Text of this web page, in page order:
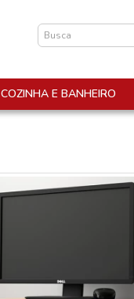
COZINHA E BANHEIRO